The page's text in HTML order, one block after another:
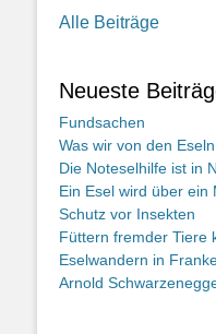
Alle Beiträge
Neueste
Fundsachen
Was wir von den
Die Noteselhilfe ist in
Ein Esel wird über ein
Schutz vor Insekten
Füttern fremder Tiere
Eselwandern in
Arnold